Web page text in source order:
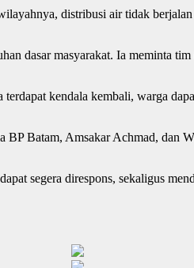
distribusi air tidak
dasar masyarakat. Ia meminta
kendala kembali, warga
Batam, Amsakar Achmad,
segera direspons, sekaligus